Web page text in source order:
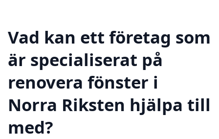
Vad kan ett företag som
är specialiserat på
renovera fönster i
Norra Riksten hjälpa till
med?